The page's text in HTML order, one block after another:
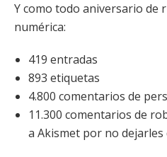
Y como todo aniversario de
numérica:
419 entradas
893 etiquetas
4.800 comentarios de
11.300 comentarios de
a Akismet por no dejarles